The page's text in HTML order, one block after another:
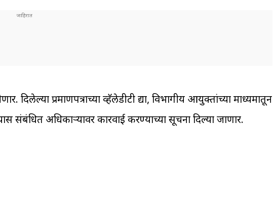
दिलेल्या प्रमाणपत्राच्या व्हॅलेडीटी द्या, विभागीय आयुक्तांच्या माध्यमातून
संबंधित अधिकाऱ्यावर कारवाई करण्याच्या सूचना दिल्या जाणार.